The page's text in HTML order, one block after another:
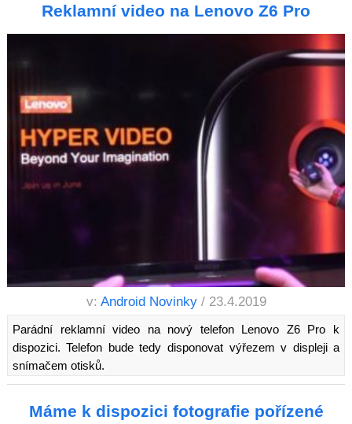
Reklamní video na Lenovo Z6 Pro
v: Android Novinky / 23.4.2019
Parádní reklamní video na nový telefon Lenovo Z6 Pro k
dispozici. Telefon bude tedy disponovat výřezem v displeji a
snímačem otisků.
Máme k dispozici fotografie pořízené